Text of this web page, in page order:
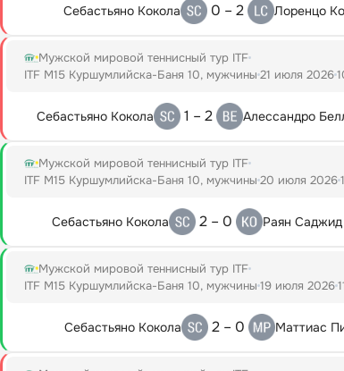
Себастьяно Кокола 0 – 2 Лоренцо
Мужской мировой теннисный тур ITF
ITF M15 Куршумлийска-Баня 10, мужчины 21 июля 2026
Себастьяно Кокола 1 – 2 Алессандро
Мужской мировой теннисный тур ITF
ITF M15 Куршумлийска-Баня 10, мужчины 20 июля 2026
Себастьяно Кокола 2 – 0 Раян Саджид
Мужской мировой теннисный тур ITF
ITF M15 Куршумлийска-Баня 10, мужчины 19 июля 2026
Себастьяно Кокола 2 – 0 Маттиас